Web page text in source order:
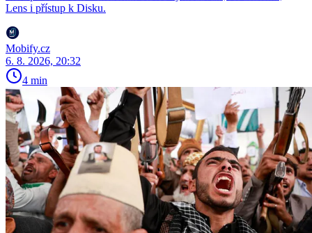
Lens i přístup k Disku.
Mobify.cz
6. 8. 2026, 20:32
4 min